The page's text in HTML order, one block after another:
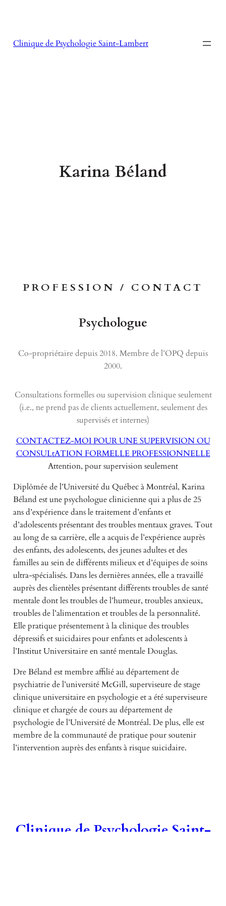
Clinique de Psychologie Saint-Lambert
Karina Béland
PROFESSION / CONTACT
Psychologue
Co-propriétaire depuis 2018. Membre de l’OPQ depuis
2000.
Consultations formelles ou supervision clinique seulement
(i.e., ne prend pas de clients actuellement, seulement des
supervisés et internes)
CONTACTEZ-MOI POUR UNE SUPERVISION OU
CONSULtATION FORMELLE PROFESSIONNELLE
Attention, pour supervision seulement
Diplômée de l’Université du Québec à Montréal, Karina
Béland est une psychologue clinicienne qui a plus de 25
ans d’expérience dans le traitement d’enfants et
d’adolescents présentant des troubles mentaux graves. Tout
au long de sa carrière, elle a acquis de l’expérience auprès
des enfants, des adolescents, des jeunes adultes et des
familles au sein de différents milieux et d’équipes de soins
ultra-spécialisés. Dans les dernières années, elle a travaillé
auprès des clientèles présentant différents troubles de santé
mentale dont les troubles de l’humeur, troubles anxieux,
troubles de l’alimentation et troubles de la personnalité.
Elle pratique présentement à la clinique des troubles
dépressifs et suicidaires pour enfants et adolescents à
l’Institut Universitaire en santé mentale Douglas.
Dre Béland est membre affilié au département de
psychiatrie de l’université McGill, superviseure de stage
clinique universitaire en psychologie et a été superviseure
clinique et chargée de cours au département de
psychologie de l’Université de Montréal. De plus, elle est
membre de la communauté de pratique pour soutenir
l’intervention auprès des enfants à risque suicidaire.
Clinique de Psychologie Saint-